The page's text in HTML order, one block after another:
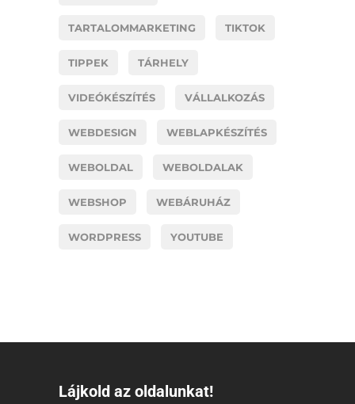
TARTALOMMARKETING TIKTOK
TIPPEK TÁRHELY
VIDEÓKÉSZÍTÉS VÁLLALKOZÁS
WEBDESIGN WEBLAPKÉSZÍTÉS
WEBOLDAL WEBOLDALAK
WEBSHOP WEBÁRUHÁZ
WORDPRESS YOUTUBE
Lájkold az oldalunkat!